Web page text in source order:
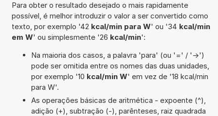
Para obter o resultado desejado o mais rapidamente
possível, é melhor introduzir o valor a ser convertido como
texto, por exemplo '42 kcal/min para W' ou '34 kcal/min
em W' ou simplesmente '26 kcal/min':
Na maioria dos casos, a palavra 'para' (ou '=' / '->')
pode ser omitida entre os nomes das duas unidades,
por exemplo '10 kcal/min W' em vez de '18 kcal/min
para W'.
As operações básicas de aritmética - expoente (^),
adição (+), subtração (-), parênteses, raiz quadrada